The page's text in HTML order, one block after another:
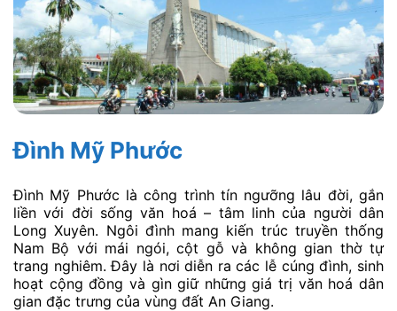
Đình Mỹ Phước
Đình Mỹ Phước là công trình tín ngưỡng lâu đời, gắn
liền với đời sống văn hoá – tâm linh của người dân
Long Xuyên. Ngôi đình mang kiến trúc truyền thống
Nam Bộ với mái ngói, cột gỗ và không gian thờ tự
trang nghiêm. Đây là nơi diễn ra các lễ cúng đình, sinh
hoạt cộng đồng và gìn giữ những giá trị văn hoá dân
gian đặc trưng của vùng đất An Giang.